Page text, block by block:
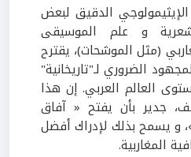
الدقيق لبعض
و علم الموسيقى
(مثل الموشحات)، يقترح
الضروري لـ"تاريخانية"
العالم العربي. إن هذا
جدير بأن يفتح « آفاق
و يسمح بذلك لإدراك أفضل
المغاربية.